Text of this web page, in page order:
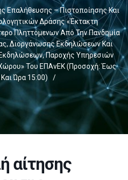
Επαλήθευσης – Πιστοποίησης Και
Δράσης «Έκτακτη
Πληττόμενων Από Την Πανδημία
Διοργάνωσης Εκδηλώσεων Και
Παροχής Υπηρεσιών
Χώρου» Του ΕΠΑνΕΚ (Προσοχή: Έως
Ώρα 15:00)
/
αίτησης